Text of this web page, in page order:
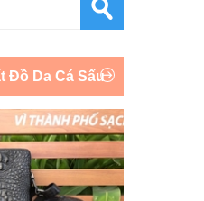
Đồ Da Cá Sấu